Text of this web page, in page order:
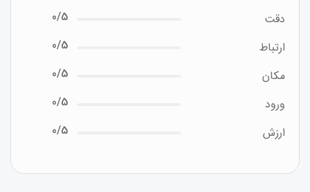
دقت
0/5
ارتباط
0/5
مکان
0/5
ورود
0/5
ارزش
0/5